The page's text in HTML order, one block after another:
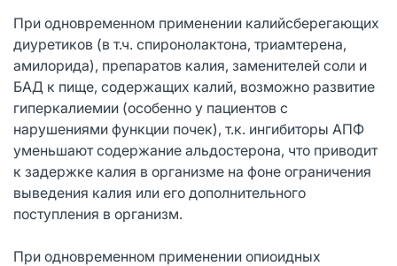
При одновременном применении калийсберегающих
диуретиков (в т.ч. спиронолактона, триамтерена,
амилорида), препаратов калия, заменителей соли и
БАД к пище, содержащих калий, возможно развитие
гиперкалиемии (особенно у пациентов с
нарушениями функции почек), т.к. ингибиторы АПФ
уменьшают содержание альдостерона, что приводит
к задержке калия в организме на фоне ограничения
выведения калия или его дополнительного
поступления в организм.
При одновременном применении опиоидных